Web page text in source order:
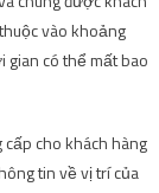
vào khoảng
có thể mất bao
cấp cho khách hàng
tin về vị trí của